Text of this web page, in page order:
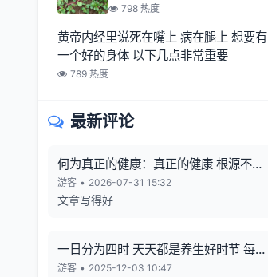
麦秋至
798 热度
黄帝内经里说死在嘴上 病在腿上 想要有
一个好的身体 以下几点非常重要
789 热度
最新评论
何为真正的健康：真正的健康 根源不在
向外寻觅
游客 • 2026-07-31 15:32
文章写得好
一日分为四时 天天都是养生好时节 每一
天的养生也有4个最关键的时段
游客 • 2025-12-03 10:47